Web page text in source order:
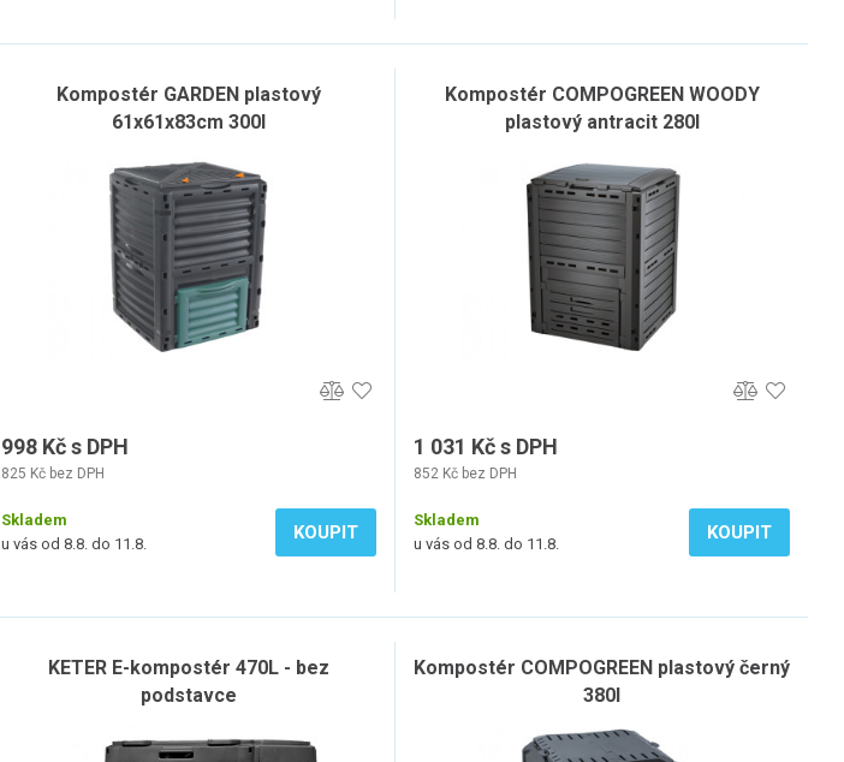
Kompostér GARDEN plastový
61x61x83cm 300l
998 Kč s DPH
825 Kč bez DPH
Skladem
u vás od 8.8. do 11.8.
KOUPIT
Kompostér COMPOGREEN WOODY
plastový antracit 280l
1 031 Kč s DPH
852 Kč bez DPH
Skladem
u vás od 8.8. do 11.8.
KOUPIT
KETER E-kompostér 470L - bez
podstavce
Kompostér COMPOGREEN plastový černý
380l